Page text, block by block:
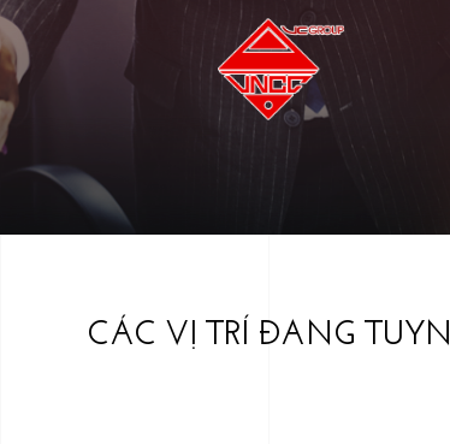
CÁC VỊ TRÍ ĐANG TUYN